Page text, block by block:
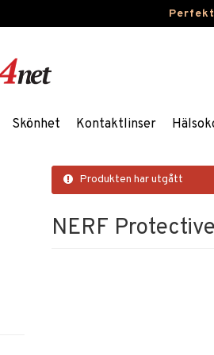
Skönhet Kontaktlinser
Produkten har utgått
NERF